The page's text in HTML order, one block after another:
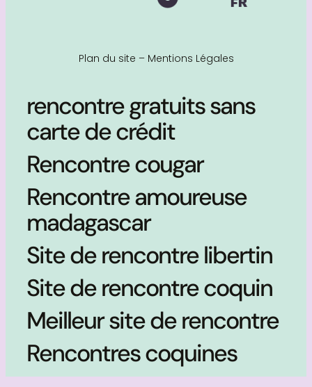
Plan du site – Mentions Légales
rencontre gratuits sans
carte de crédit
Rencontre cougar
Rencontre amoureuse
madagascar
Site de rencontre libertin
Site de rencontre coquin
Meilleur site de rencontre
Rencontres coquines